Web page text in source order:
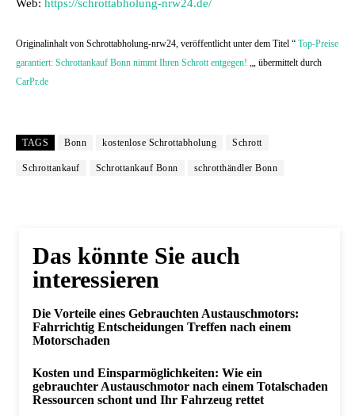
Web: https://schrottabholung-nrw24.de/
Originalinhalt von Schrottabholung-nrw24, veröffentlicht unter dem Titel “ Top-Preise
garantiert: Schrottankauf Bonn nimmt Ihren Schrott entgegen! „, übermittelt durch
CarPr.de
TAGS Bonn kostenlose Schrottabholung Schrott
Schrottankauf Schrottankauf Bonn schrotthändler Bonn
Das könnte Sie auch
interessieren
Die Vorteile eines Gebrauchten Austauschmotors:
Fahrrichtig Entscheidungen Treffen nach einem
Motorschaden
Kosten und Einsparmöglichkeiten: Wie ein
gebrauchter Austauschmotor nach einem Totalschaden
Ressourcen schont und Ihr Fahrzeug rettet